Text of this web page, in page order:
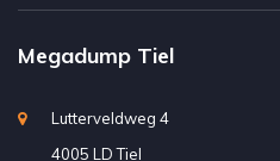
Megadump Tiel
Lutterveldweg 4
4005 LD Tiel